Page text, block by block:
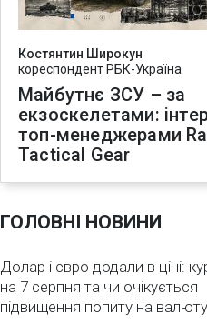
Костянтин Широкун
кореспондент РБК-Україна
Майбутнє ЗСУ – за
екзоскелетами:
топ-менеджерами
Tactical Gear
ГОЛОВНІ НОВИНИ
Долар і євро додали в ціні:
на 7 серпня та чи очікується
підвищення попиту на валюту